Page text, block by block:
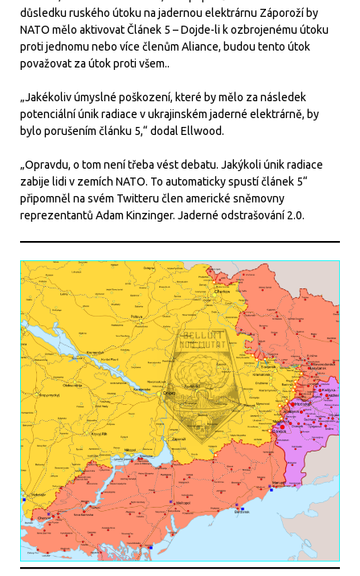
důsledku ruského útoku na jadernou elektrárnu Záporoží by
NATO mělo aktivovat Článek 5 – Dojde-li k ozbrojenému útoku
proti jednomu nebo více členům Aliance, budou tento útok
považovat za útok proti všem..
„Jakékoliv úmyslné poškození, které by mělo za následek
potenciální únik radiace v ukrajinském jaderné elektrárně, by
bylo porušením článku 5,“ dodal Ellwood.
„Opravdu, o tom není třeba vést debatu. Jakýkoli únik radiace
zabije lidi v zemích NATO. To automaticky spustí článek 5“
připomněl na svém Twitteru člen americké sněmovny
reprezentantů Adam Kinzinger. Jaderné odstrašování 2.0.